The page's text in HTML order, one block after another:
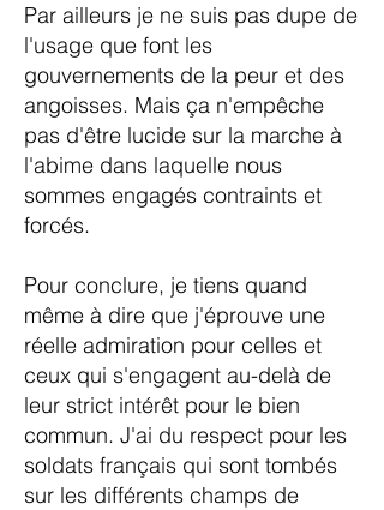
Par ailleurs je ne suis pas dupe de
l'usage que font les
gouvernements de la peur et des
angoisses. Mais ça n'empêche
pas d'être lucide sur la marche à
l'abime dans laquelle nous
sommes engagés contraints et
forcés.
Pour conclure, je tiens quand
même à dire que j'éprouve une
réelle admiration pour celles et
ceux qui s'engagent au-delà de
leur strict intérêt pour le bien
commun. J'ai du respect pour les
soldats français qui sont tombés
sur les différents champs de